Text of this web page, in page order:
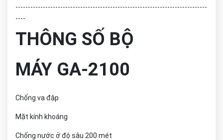
-----------------------------------------------------------------------------
----
THÔNG SỐ BỘ
MÁY GA-2100
Chống va đập
Mặt kính khoáng
Chống nước ở độ sâu 200 mét